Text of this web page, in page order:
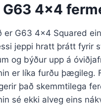
G63 4×4
er G63 4×4 Squared
jeppi hratt þrátt
og býður upp á
er líka furðu þægileg.
það skemmtilega
sé ekki alveg eins